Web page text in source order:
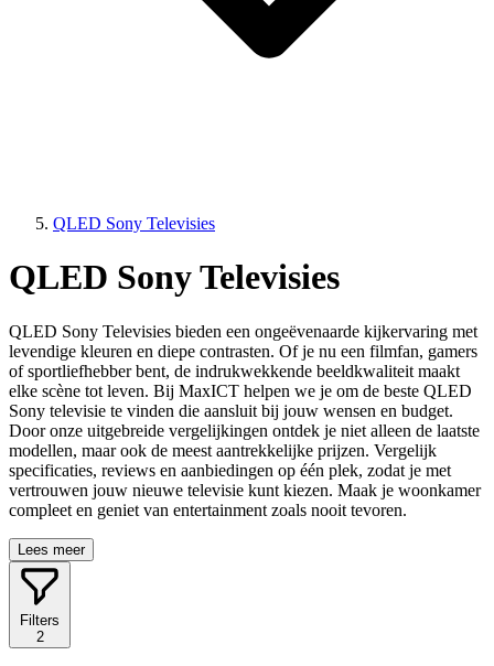
QLED Sony Televisies
QLED Sony Televisies
QLED Sony Televisies bieden een ongeëvenaarde kijkervaring met
levendige kleuren en diepe contrasten. Of je nu een filmfan, gamers
of sportliefhebber bent, de indrukwekkende beeldkwaliteit maakt
elke scène tot leven. Bij MaxICT helpen we je om de beste QLED
Sony televisie te vinden die aansluit bij jouw wensen en budget.
Door onze uitgebreide vergelijkingen ontdek je niet alleen de laatste
modellen, maar ook de meest aantrekkelijke prijzen. Vergelijk
specificaties, reviews en aanbiedingen op één plek, zodat je met
vertrouwen jouw nieuwe televisie kunt kiezen. Maak je woonkamer
compleet en geniet van entertainment zoals nooit tevoren.
Lees meer
Filters
2